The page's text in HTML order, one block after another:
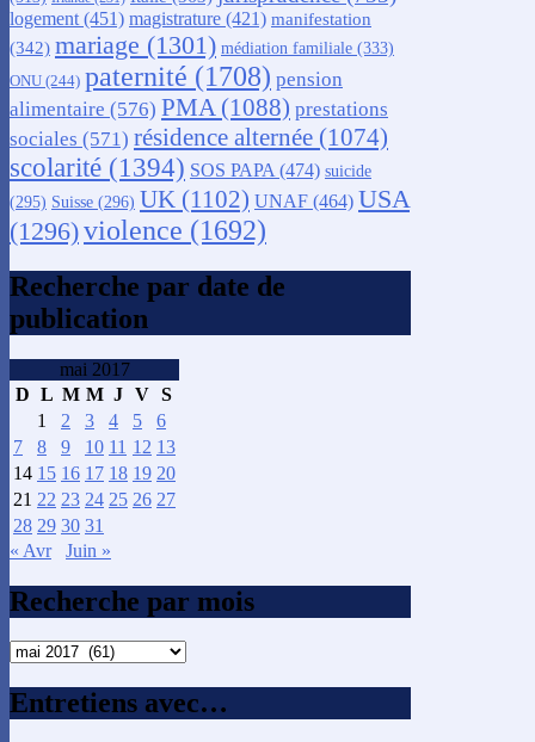
logement (451) magistrature (421) manifestation
(342) mariage (1301) médiation familiale (333)
ONU (244) paternité (1708) pension
alimentaire (576) PMA(1088) prestations
sociales (571) résidence alternée (1074)
scolarité (1394) SOS PAPA(474) suicide
(295) Suisse (296) UK (1102) UNAF (464) USA
(1296)violence (1692)
Recherche par date de
publication
mai 2017
D L M M J V S
1
2 3 4 5
6
7
8 9 10 11 12 13
14 15 16 17 18 19 20
21 22 23 24 25 26 27
28 29 30 31
« Avr
Juin »
Recherche par mois
Recherche
mois
Entretiens avec…